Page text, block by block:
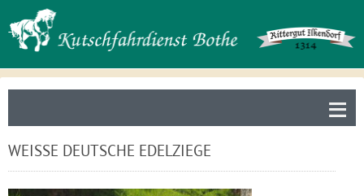
≡
WEISSE DEUTSCHE EDELZIEGE